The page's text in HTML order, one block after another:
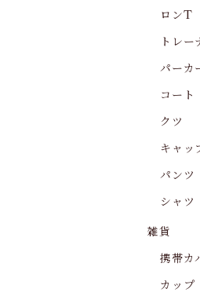
ロンT
トレー
パーカ
コート
クツ
キャッ
パンツ
シャツ
雑貨
携帯カ
カップ